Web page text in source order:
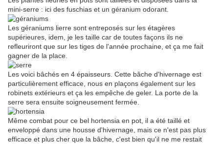
mini-serre : ici des fuschias et un géranium odorant.
Les géraniums lierre sont entreposés sur les étagères
supérieures, idem, je les taille car de toutes façons ils ne
refleuriront que sur les tiges de l'année prochaine, et ça me fait
gagner de la place.
Les voici bâchés en 4 épaisseurs. Cette bâche d'hivernage est
particulièrement efficace, nous en plaçons également sur les
robinets extérieurs et ça les empêche de geler. La porte de la
serre sera ensuite soigneusement fermée.
Même combat pour ce bel hortensia en pot, il a été taillé et
enveloppé dans une housse d'hivernage, mais ce n'est pas plus
efficace et plus cher que la bâche, c'est bien qu'il ne me restait